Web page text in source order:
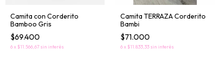
Camita con Corderito
Bamboo Gris
$69.400
6x $11.566,67 sin interés
Camita TERRAZA Corderito
Bambi
$71.000
6x $11.833,33 sin interés